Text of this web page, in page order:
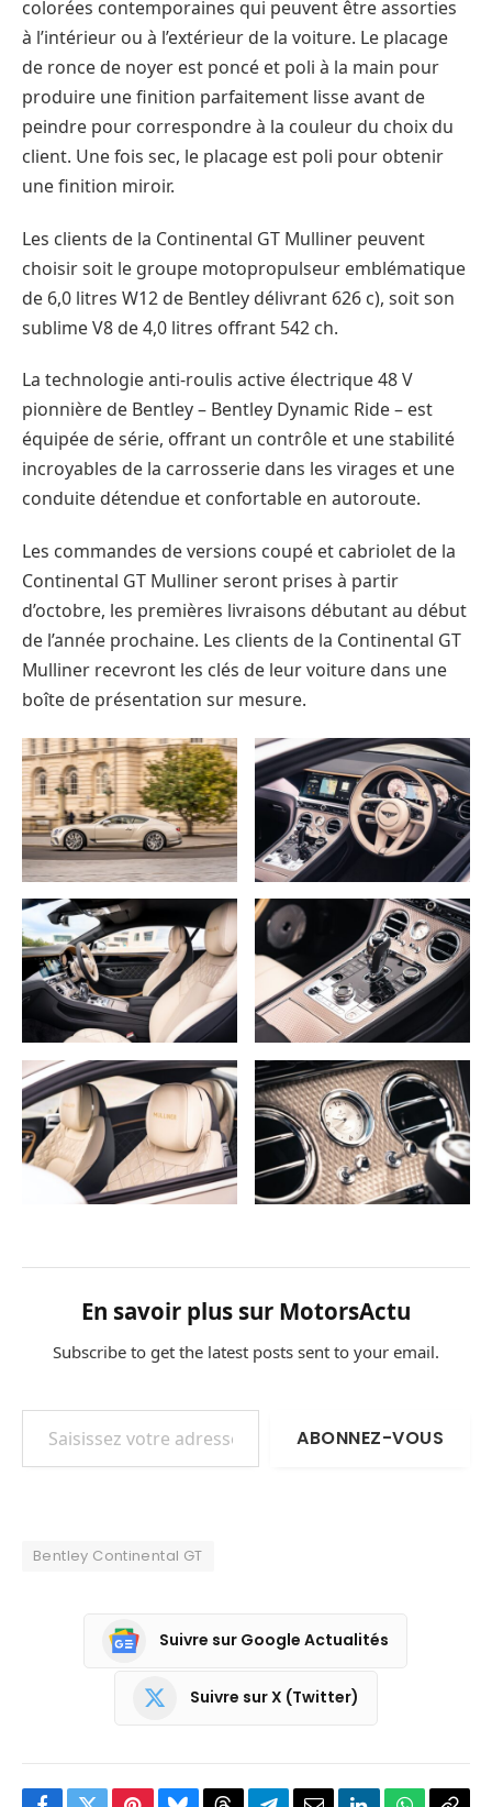
colorées contemporaines qui peuvent être assorties
à l’intérieur ou à l’extérieur de la voiture. Le placage
de ronce de noyer est poncé et poli à la main pour
produire une finition parfaitement lisse avant de
peindre pour correspondre à la couleur du choix du
client. Une fois sec, le placage est poli pour obtenir
une finition miroir.
Les clients de la Continental GT Mulliner peuvent
choisir soit le groupe motopropulseur emblématique
de 6,0 litres W12 de Bentley délivrant 626 c), soit son
sublime V8 de 4,0 litres offrant 542 ch.
La technologie anti-roulis active électrique 48 V
pionnière de Bentley – Bentley Dynamic Ride – est
équipée de série, offrant un contrôle et une stabilité
incroyables de la carrosserie dans les virages et une
conduite détendue et confortable en autoroute.
Les commandes de versions coupé et cabriolet de la
Continental GT Mulliner seront prises à partir
d’octobre, les premières livraisons débutant au début
de l’année prochaine. Les clients de la Continental GT
Mulliner recevront les clés de leur voiture dans une
boîte de présentation sur mesure.
En savoir plus sur MotorsActu
Subscribe to get the latest posts sent to your email.
Saisissez votre adresse e-mail…
ABONNEZ-VOUS
Bentley Continental GT
Suivre sur Google Actualités
Suivre sur X (Twitter)